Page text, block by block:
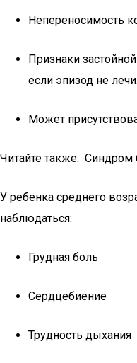
Непереносимость
Признаки
если эпизод не
Может
Читайте также: Синдром
У ребенка среднего
наблюдаться:
Грудная боль
Сердцебиение
Трудность дыхания